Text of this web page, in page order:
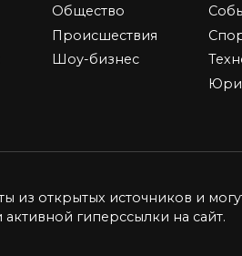
недвижимости под
предпринимателю
0
Общество
Происшествия
Шоу-бизнес
из открытых источников и
гиперссылки на сайт.